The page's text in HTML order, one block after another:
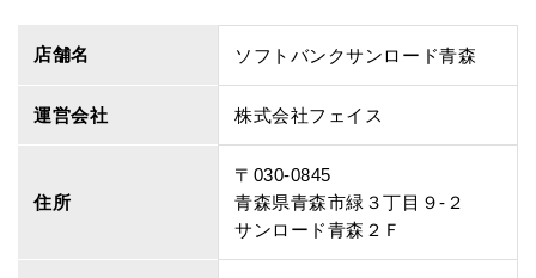
店舗名 ソフトバンクサンロード青森
運営会社 株式会社フェイス
住所
〒030-0845
青森県青森市緑３丁目９‐２
サンロード青森２Ｆ